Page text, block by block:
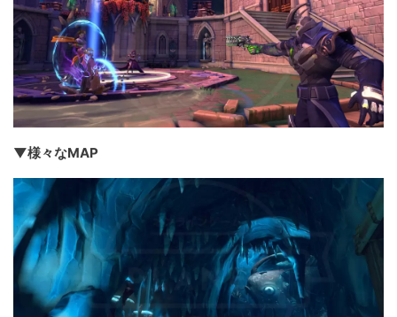
▼様々なMAP